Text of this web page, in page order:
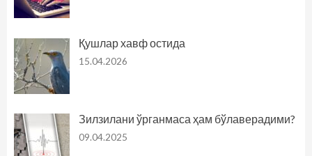
Қушлар хавф остида
15.04.2026
Зилзилани ўрганмаса ҳам бўлаверадими?
09.04.2025